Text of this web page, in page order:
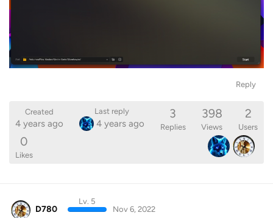
Reply
Created
4 years ago
Last reply
4 years ago
3
Replies
398
Views
2
Users
0
Likes
D780
Lv. 5
Nov 6, 2022